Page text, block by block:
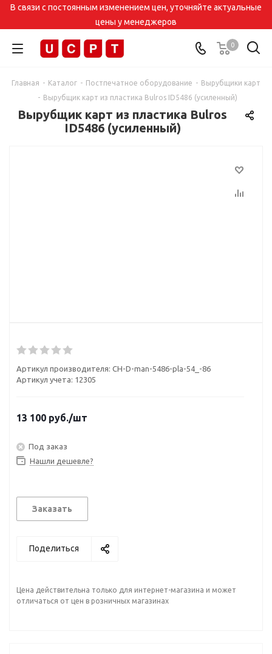
В связи с постоянным изменением цен, уточняйте актуальные
цены у менеджеров
0
Главная - Каталог - Постпечатное оборудование - Вырубщики карт
- Вырубщик карт из пластика Bulros ID5486 (усиленный)
Вырубщик карт из пластика Bulros
ID5486 (усиленный)
Артикул производителя: CH-D-man-5486-pla-54_-86
Артикул учета: 12305
13 100 руб./шт
Под заказ
Нашли дешевле?
Заказать
Поделиться
Цена действительна только для интернет-магазина и может
отличаться от цен в розничных магазинах